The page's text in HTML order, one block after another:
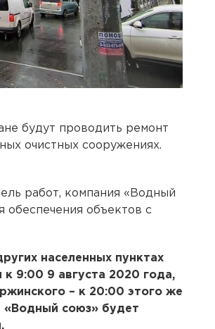
будут проводить ремонт
очистных сооружениях.
работ, компания «Водный
обеспечения объектов с
населенных пунктах
9:00 9 августа 2020 года,
– к 20:00 этого же
«Водный союз» будет